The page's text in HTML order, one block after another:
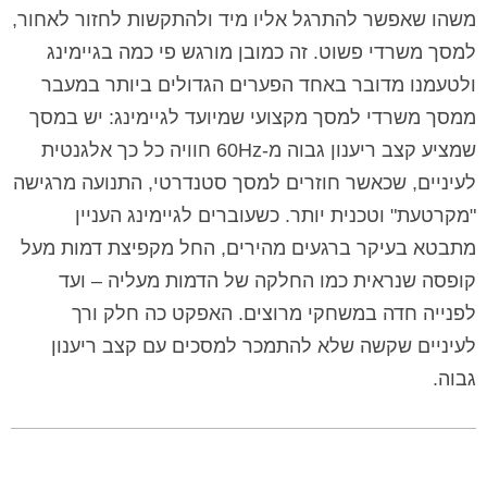
משהו שאפשר להתרגל אליו מיד ולהתקשות לחזור לאחור,
למסך משרדי פשוט. זה כמובן מורגש פי כמה בגיימינג
ולטעמנו מדובר באחד הפערים הגדולים ביותר במעבר
ממסך משרדי למסך מקצועי שמיועד לגיימינג: יש במסך
שמציע קצב ריענון גבוה מ-60Hz חוויה כל כך אלגנטית
לעיניים, שכאשר חוזרים למסך סטנדרטי, התנועה מרגישה
"מקרטעת" וטכנית יותר. כשעוברים לגיימינג העניין
מתבטא בעיקר ברגעים מהירים, החל מקפיצת דמות מעל
קופסה שנראית כמו החלקה של הדמות מעליה – ועד
לפנייה חדה במשחקי מרוצים. האפקט כה חלק ורך
לעיניים שקשה שלא להתמכר למסכים עם קצב ריענון
גבוה.